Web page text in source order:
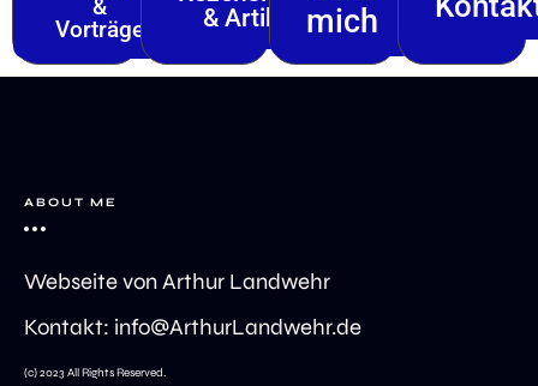
&
Vorträge
& Artikel
mich
ABOUT ME
Webseite von Arthur Landwehr
Kontakt: info@ArthurLandwehr.de
(c) 2023 All Rights Reserved.